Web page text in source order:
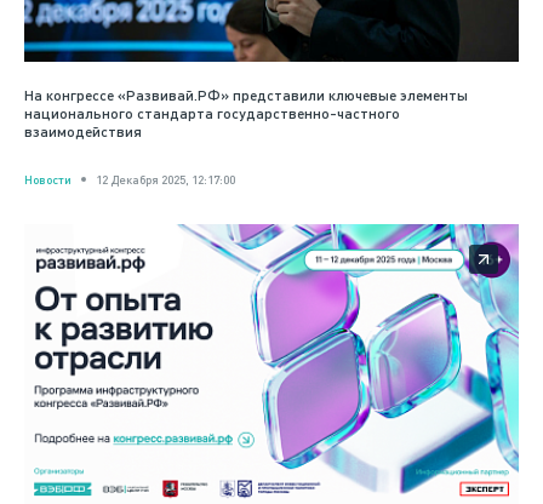
На конгрессе «Развивай.РФ» представили ключевые элементы
национального стандарта государственно-частного
взаимодействия
Новости 12 Декабря 2025, 12:17:00